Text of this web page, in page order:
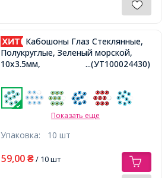
Кабошоны Глаз Стеклянные,
Полукруглые, Зеленый морской,
10x3.5мм,
...(УТ100024430)
Показать еще
Упаковка: 10 шт
59,00 ₴/ 10 шт